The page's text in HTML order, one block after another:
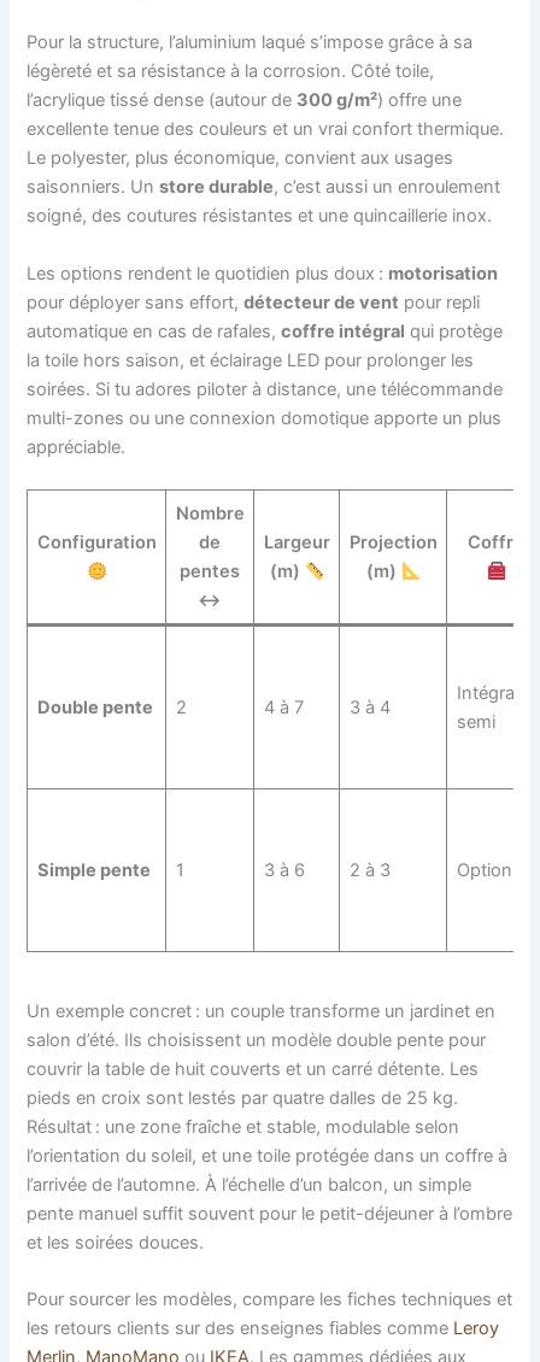
Pour la structure, l’aluminium laqué s’impose grâce à sa
légèreté et sa résistance à la corrosion. Côté toile,
l’acrylique tissé dense (autour de 300 g/m²) offre une
excellente tenue des couleurs et un vrai confort thermique.
Le polyester, plus économique, convient aux usages
saisonniers. Unstore durable, c’est aussi un enroulement
soigné, des coutures résistantes et une quincaillerie inox.
Les options rendent le quotidien plus doux : motorisation
pour déployer sans effort,détecteur de vent pour repli
automatique en cas de rafales,coffre intégral qui protège
la toile hors saison, et éclairage LED pour prolonger les
soirées. Si tu adores piloter à distance, une télécommande
multi-zones ou une connexion domotique apporte un plus
appréciable.
Configuration
Nombre
de
pentes
↔️
Largeur
(m)
Projection
(m)
Coffre
Double pente 2 4 à 7 3 à 4
Intégral /
semi
Simple pente 1 3 à 6 2 à 3 Optionnel
Un exemple concret : un couple transforme un jardinet en
salon d’été. Ils choisissent un modèle double pente pour
couvrir la table de huit couverts et un carré détente. Les
pieds en croix sont lestés par quatre dalles de 25 kg.
Résultat : une zone fraîche et stable, modulable selon
l’orientation du soleil, et une toile protégée dans un coffre à
l’arrivée de l’automne. À l’échelle d’un balcon, un simple
pente manuel suffit souvent pour le petit-déjeuner à l’ombre
et les soirées douces.
Pour sourcer les modèles, compare les fiches techniques et
les retours clients sur des enseignes fiables comme Leroy
Merlin, ManoMano ou IKEA. Les gammes dédiées aux